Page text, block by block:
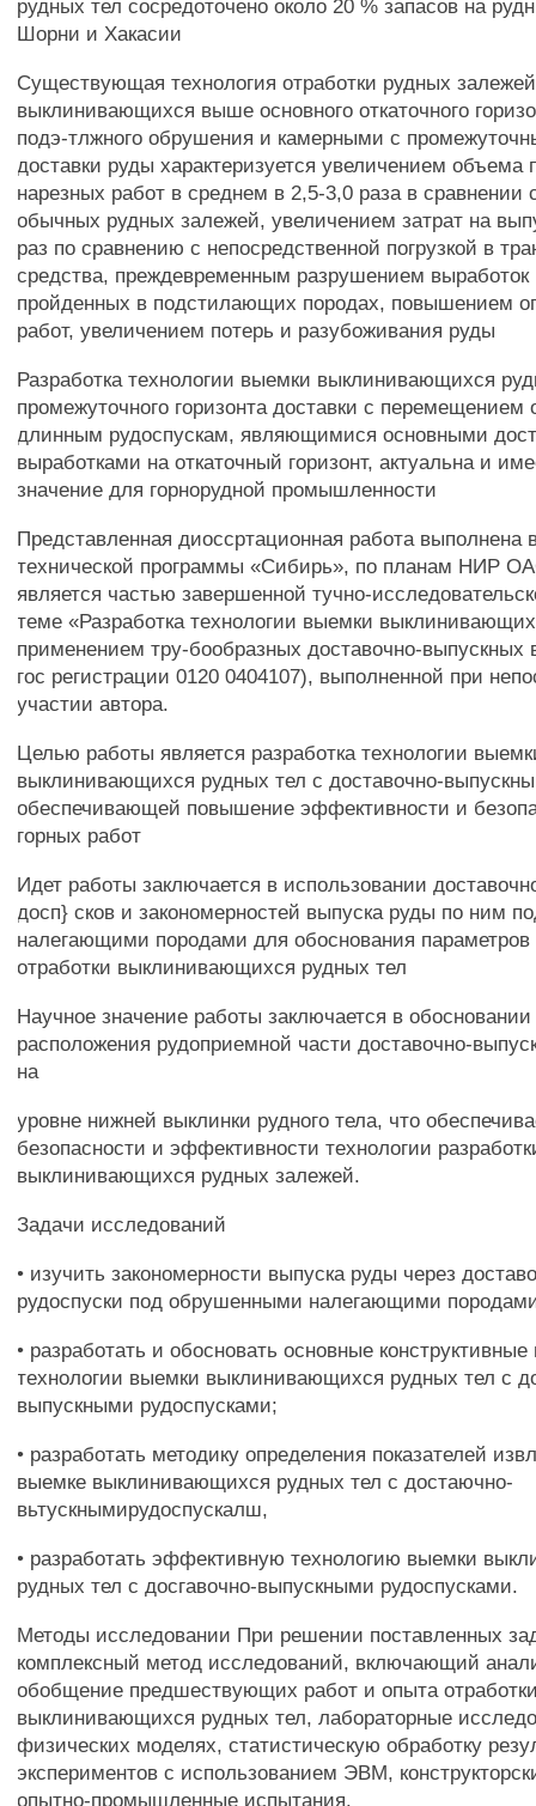
рудных тел сосредоточено около 20 % запасов на
Шорни и Хакасии
Существующая технология отработки рудных
выклинивающихся выше основного откаточного
подэ-тлжного обрушения и камерными с
доставки руды характеризуется увеличением объема
нарезных работ в среднем в 2,5-3,0 раза в сравнении
обычных рудных залежей, увеличением затрат на
раз по сравнению с непосредственной погрузкой в
средства, преждевременным разрушением выработок
пройденных в подстилающих породах, повышением
работ, увеличением потерь и разубоживания руды
Разработка технологии выемки выклинивающихся
промежуточного горизонта доставки с перемещением
длинным рудоспускам, являющимися основными
выработками на откаточный горизонт, актуальна и
значение для горнорудной промышленности
Представленная диоссртационная работа выполнена
технической программы «Сибирь», по планам НИР
является частью завершенной тучно-
теме «Разработка технологии выемки
применением тру-бообразных доставочно-
гос регистрации 0120 0404107), выполненной при
участии автора.
Целью работы является разработка технологии
выклинивающихся рудных тел с доставочно-
обеспечивающей повышение эффективности и
горных работ
Идет работы заключается в использовании
досп} сков и закономерностей выпуска руды по ним
налегающими породами для обоснования параметров
отработки выклинивающихся рудных тел
Научное значение работы заключается в
расположения рудоприемной части доставочно-
на
уровне нижней выклинки рудного тела, что
безопасности и эффективности технологии
выклинивающихся рудных залежей.
Задачи исследований
• изучить закономерности выпуска руды через
рудоспуски под обрушенными налегающими
• разработать и обосновать основные
технологии выемки выклинивающихся рудных тел с
выпускными рудоспусками;
• разработать методику определения показателей
выемке выклинивающихся рудных тел с достаючно-
вьтускнымирудоспускалш,
• разработать эффективную технологию выемки
рудных тел с досгавочно-выпускными рудоспусками.
Методы исследовании При решении поставленных
комплексный метод исследований, включающий
обобщение предшествующих работ и опыта
выклинивающихся рудных тел, лабораторные
физических моделях, статистическую обработку
экспериментов с использованием ЭВМ,
опытно-промышленные испытания.